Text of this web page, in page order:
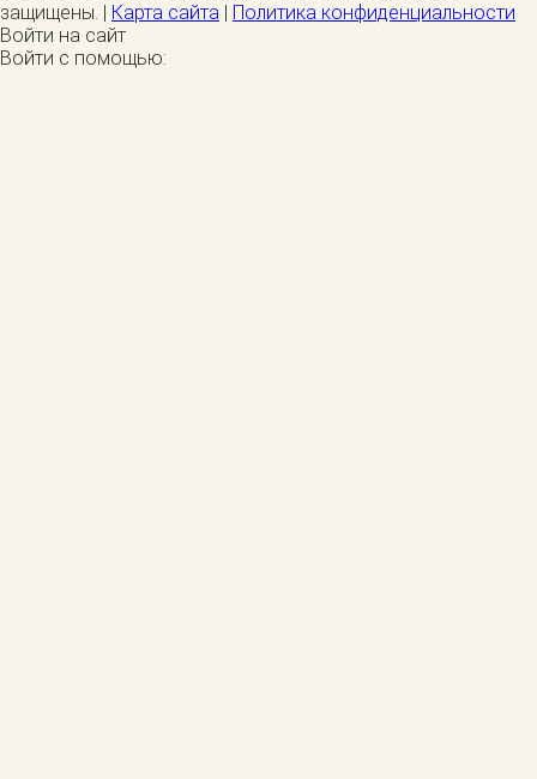
защищены. | Карта сайта | Политика конфиденциальности
Войти на сайт
Войти с помощью: